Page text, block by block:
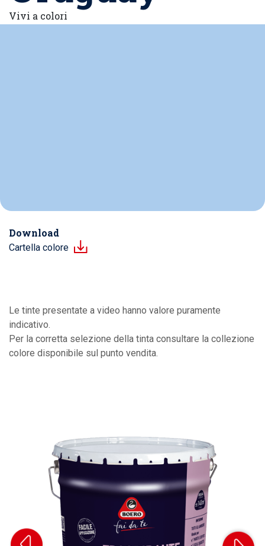
Vivi a colori
Download
Cartella colore
Le tinte presentate a video hanno valore puramente
indicativo.
Per la corretta selezione della tinta consultare la collezione
colore disponibile sul punto vendita.